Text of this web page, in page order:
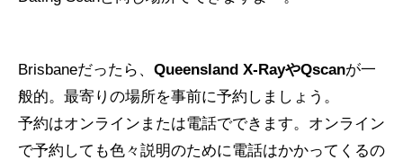
Brisbaneだったら、 Queensland X-RayやQscanが一
般的。最寄りの場所を事前に予約しましょう。
予約はオンラインまたは電話でできます。オンライン
で予約しても色々説明のために電話はかかってくるの